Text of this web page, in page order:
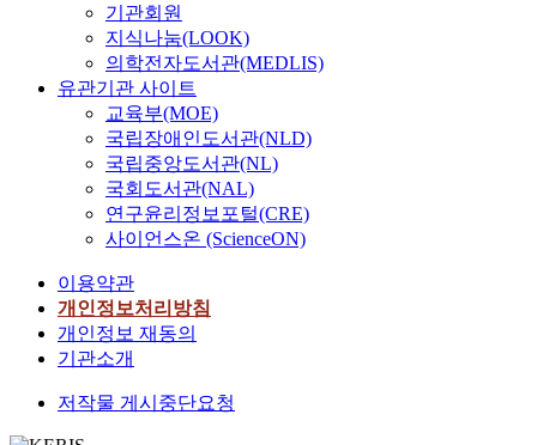
기관회원
지식나눔(LOOK)
의학전자도서관(MEDLIS)
유관기관 사이트
교육부(MOE)
국립장애인도서관(NLD)
국립중앙도서관(NL)
국회도서관(NAL)
연구윤리정보포털(CRE)
사이언스온 (ScienceON)
이용약관
개인정보처리방침
개인정보 재동의
기관소개
저작물 게시중단요청